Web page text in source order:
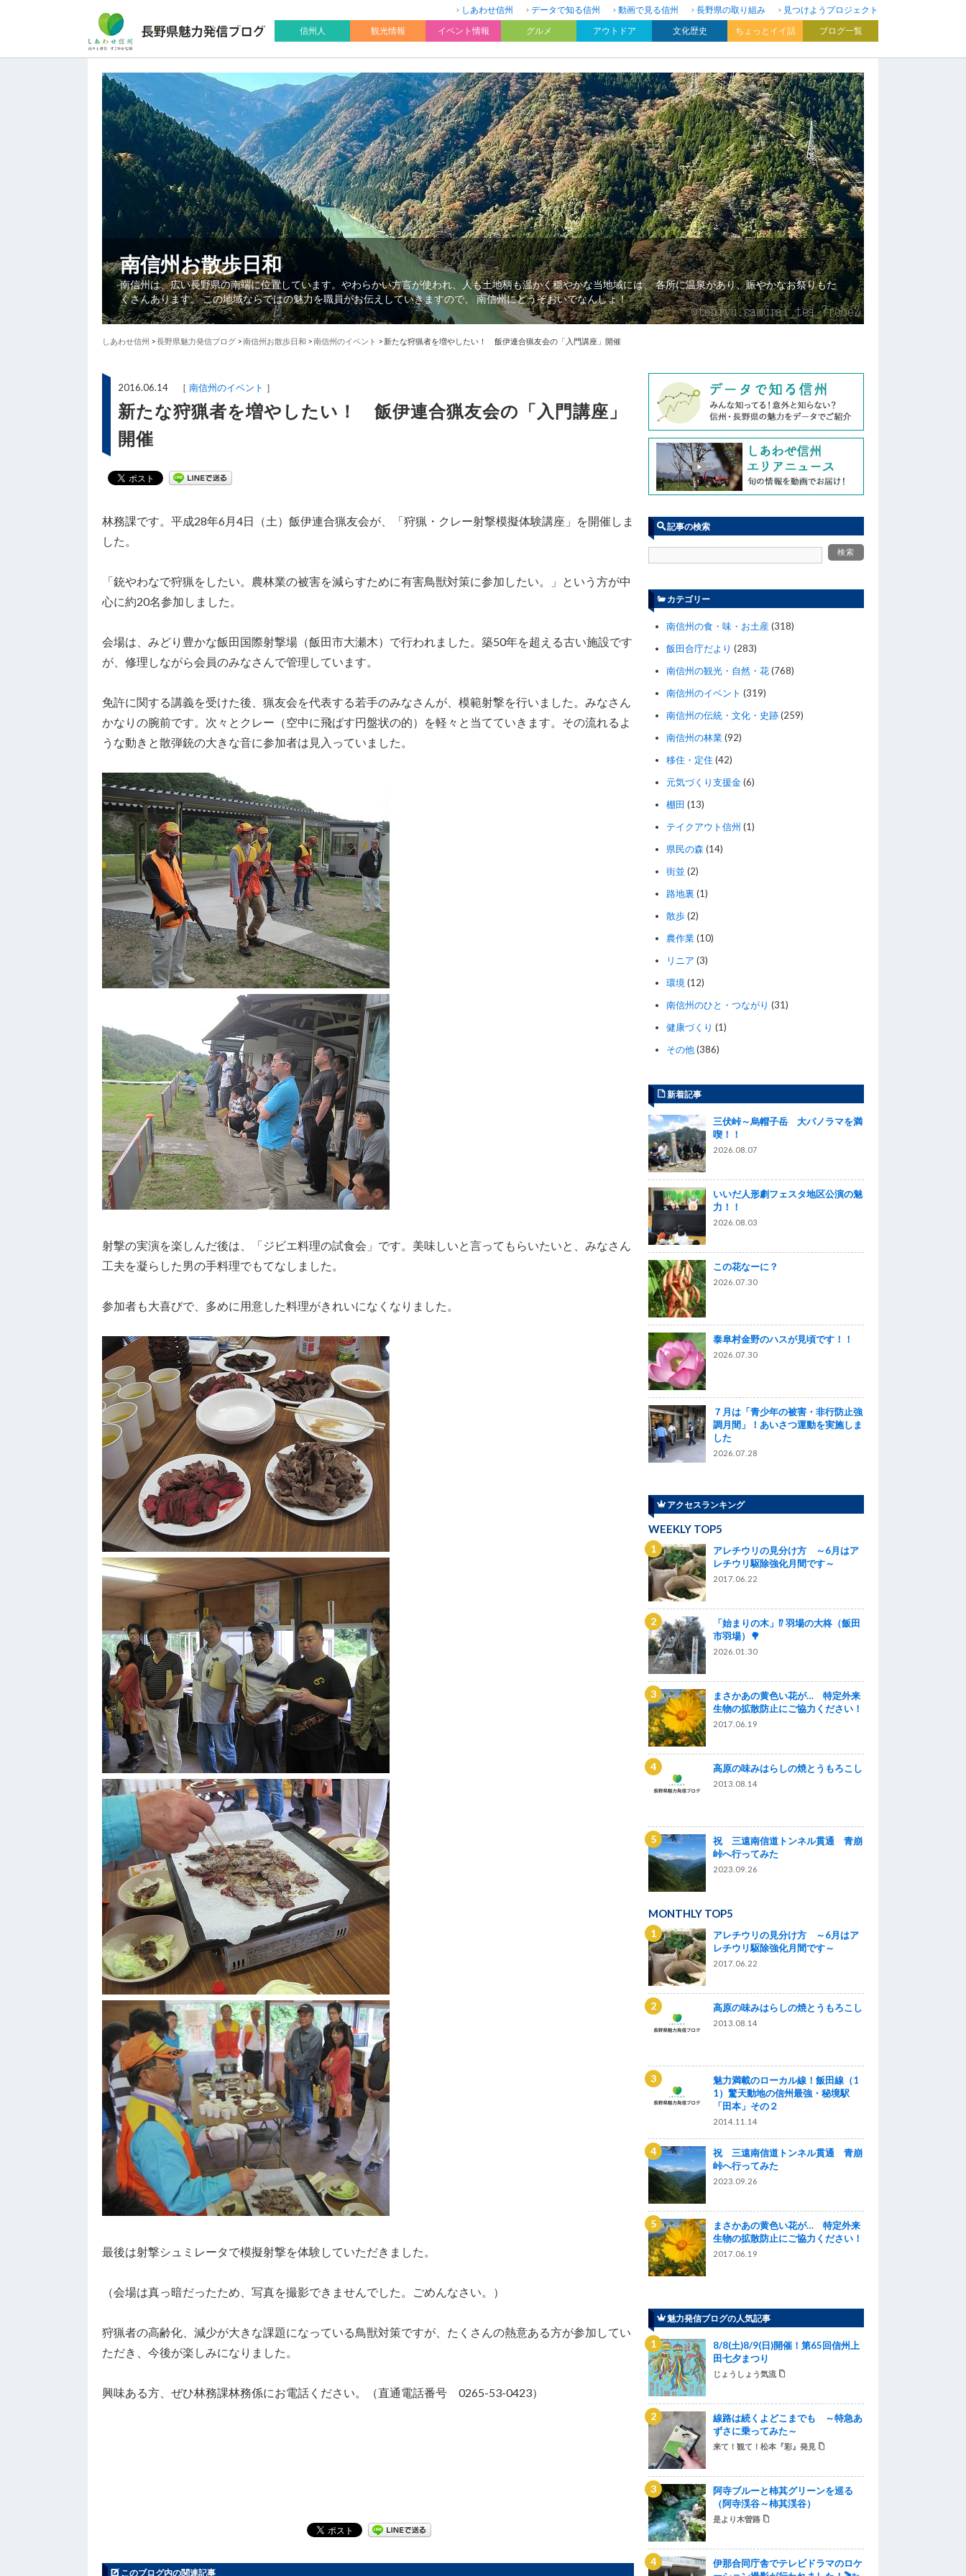
しあわせ信州 データで知る信州 動画で見る信州 長野県の取り組み
見つけようプロジェクト
信州人
観光情報 イベント情報 グルメ アウトドア 文化歴史 ちょっとイイ話 ブログ一覧
南信州お散歩日和
南信州は、広い長野県の南端に位置しています。やわらかい方言が使われ、人も土地柄も温かく穏やかな当地域には、 各所に温泉があり、賑やかなお祭りもた
くさんあります。 この地域ならではの魅力を職員がお伝えしていきますので、 南信州にどうぞおいでなんしょ！
しあわせ信州 >長野県魅力発信ブログ >南信州お散歩日和 >南信州のイベント > 新たな狩猟者を増やしたい！ 飯伊連合猟友会の「入門講座」開催
2016.06.14 ［ 南信州のイベント ］
新たな狩猟者を増やしたい！ 飯伊連合猟友会の「入門講座」
開催
林務課です。平成28年6月4日（土）飯伊連合猟友会が、「狩猟・クレー射撃模擬体験講座」を開催しま
した。
「銃やわなで狩猟をしたい。農林業の被害を減らすために有害鳥獣対策に参加したい。」という方が中
心に約20名参加しました。
会場は、みどり豊かな飯田国際射撃場（飯田市大瀬木）で行われました。築50年を超える古い施設です
が、修理しながら会員のみなさんで管理しています。
免許に関する講義を受けた後、猟友会を代表する若手のみなさんが、模範射撃を行いました。みなさん
かなりの腕前です。次々とクレー（空中に飛ばす円盤状の的）を軽々と当てていきます。その流れるよ
うな動きと散弾銃の大きな音に参加者は見入っていました。
射撃の実演を楽しんだ後は、「ジビエ料理の試食会」です。美味しいと言ってもらいたいと、みなさん
工夫を凝らした男の手料理でもてなしました。
参加者も大喜びで、多めに用意した料理がきれいになくなりました。
最後は射撃シュミレータで模擬射撃を体験していただきました。
（会場は真っ暗だったため、写真を撮影できませんでした。ごめんなさい。）
狩猟者の高齢化、減少が大きな課題になっている鳥獣対策ですが、たくさんの熱意ある方が参加してい
ただき、今後が楽しみになりました。
興味ある方、ぜひ林務課林務係にお電話ください。（直通電話番号 0265-53-0423）
このブログ内の関連記事
記事の検索
カテゴリー
南信州の食・味・お土産(318)
飯田合庁だより (283)
南信州の観光・自然・花(768)
南信州のイベント (319)
南信州の伝統・文化・史跡(259)
南信州の林業(92)
移住・定住 (42)
元気づくり支援金(6)
棚田 (13)
テイクアウト信州 (1)
県民の森 (14)
街並 (2)
路地裏 (1)
散歩(2)
農作業(10)
リニア (3)
環境 (12)
南信州のひと・つながり (31)
健康づくり (1)
その他(386)
新着記事
三伏峠～烏帽子岳 大パノラマを満
喫！！
2026.08.07
いいだ人形劇フェスタ地区公演の魅
力！！
2026.08.03
この花なーに？
2026.07.30
泰阜村金野のハスが見頃です！！
2026.07.30
７月は「青少年の被害・非行防止強
調月間」！あいさつ運動を実施しま
した
2026.07.28
アクセスランキング
WEEKLY TOP5
アレチウリの見分け方 ～6月はア
レチウリ駆除強化月間です～
2017.06.22
「始まりの木」⁉ 羽場の大柊（飯田
市羽場）🌳
2026.01.30
まさかあの黄色い花が… 特定外来
生物の拡散防止にご協力ください！
2017.06.19
高原の味みはらしの焼とうもろこし
2013.08.14
祝 三遠南信道トンネル貫通 青崩
峠へ行ってみた
2023.09.26
MONTHLY TOP5
アレチウリの見分け方 ～6月はア
レチウリ駆除強化月間です～
2017.06.22
高原の味みはらしの焼とうもろこし
2013.08.14
魅力満載のローカル線！飯田線（1
1）驚天動地の信州最強・秘境駅
「田本」その２
2014.11.14
祝 三遠南信道トンネル貫通 青崩
峠へ行ってみた
2023.09.26
まさかあの黄色い花が… 特定外来
生物の拡散防止にご協力ください！
2017.06.19
魅力発信ブログの人気記事
8/8(土)8/9(日)開催！第65回信州上
田七夕まつり
じょうしょう気流
線路は続くよどこまでも ～特急あ
ずさに乗ってみた～
来て！観て！松本『彩』発見
阿寺ブルーと柿其グリーンを巡る
（阿寺渓谷～柿其渓谷）
是より木曽路
伊那合同庁舎でテレビドラマのロケ